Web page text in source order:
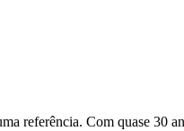
referência. Com quase 30